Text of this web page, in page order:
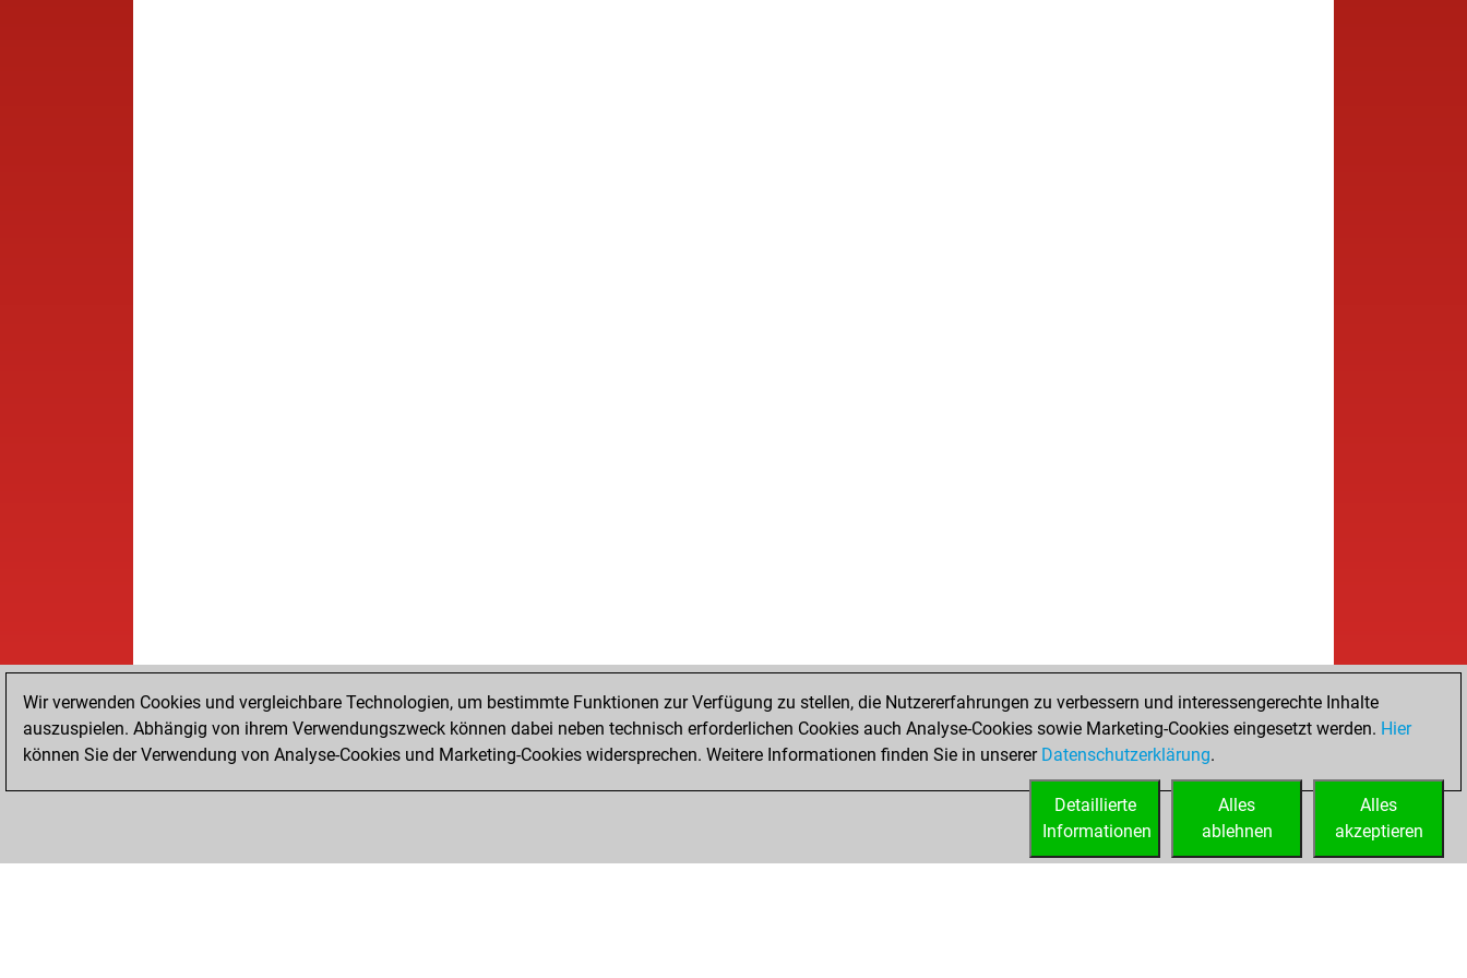
Wir verwenden Cookies und vergleichbare Technologien, um bestimmte Funktionen zur Verfügung zu stellen, die Nutzererfahrungen zu verbessern und interessengerechte Inhalte
auszuspielen. Abhängig von ihrem Verwendungszweck können dabei neben technisch erforderlichen Cookies auch Analyse-Cookies sowie Marketing-Cookies eingesetzt werden. Hier
können Sie der Verwendung von Analyse-Cookies und Marketing-Cookies widersprechen. Weitere Informationen finden Sie in unserer Datenschutzerklärung.
Alles
akzeptieren
Alles
ablehnen
Detaillierte
Informationen